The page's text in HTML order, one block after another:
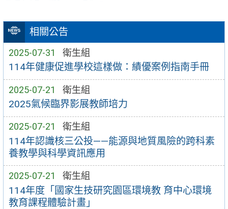
相關公告
2025-07-31 衛生組
114年健康促進學校這樣做：績優案例指南手冊
2025-07-21 衛生組
2025氣候臨界影展教師培力
2025-07-21 衛生組
114年認識核三公投——能源與地質風險的跨科素
養教學與科學資訊應用
2025-07-21 衛生組
114年度「國家生技研究園區環境教 育中心環境
教育課程體驗計畫」